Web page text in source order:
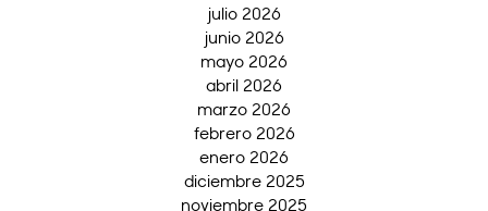
julio 2026
junio 2026
mayo 2026
abril 2026
marzo 2026
febrero 2026
enero 2026
diciembre 2025
noviembre 2025